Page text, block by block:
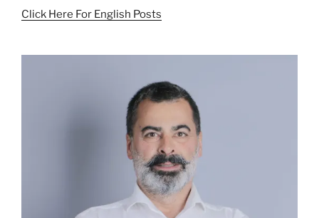
Click Here For English Posts